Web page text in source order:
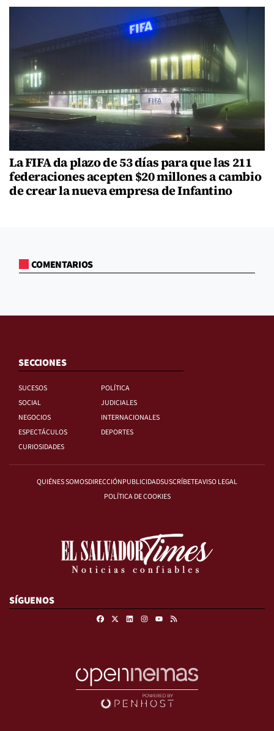
La FIFA da plazo de 53 días para que las 211
federaciones acepten $20 millones a cambio
de crear la nueva empresa de Infantino
COMENTARIOS
SECCIONES
SUCESOS
POLÍTICA
SOCIAL
JUDICIALES
NEGOCIOS
INTERNACIONALES
ESPECTÁCULOS
DEPORTES
CURIOSIDADES
QUIÉNES SOMOSDIRECCIÓNPUBLICIDADSUSCRÍBETEAVISO LEGAL
POLÍTICA DE COOKIES
SÍGUENOS
FacebookLinkedinInstagram